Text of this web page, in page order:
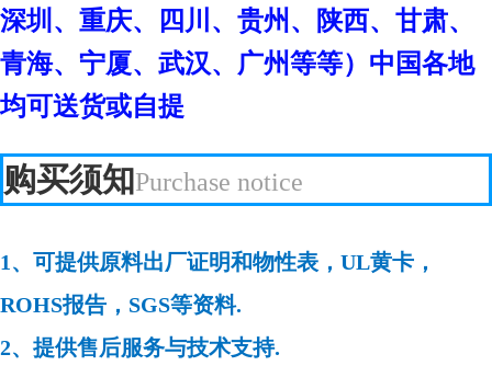
深圳、重庆、四川、贵州、陕西、甘肃、
青海、宁厦、武汉、广州等等）中国各地
均可送货或自提
购买须知Purchase notice
1、可提供原料出厂证明和物性表，UL黄卡，
ROHS报告，SGS等资料.
2、提供售后服务与技术支持.